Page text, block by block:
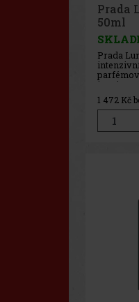
Prada
50ml
Prada
světem
Oproti
nabízí
spojuje
1 472 Kč